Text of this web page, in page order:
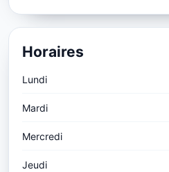
Horaires
Lundi
Mardi
Mercredi
Jeudi